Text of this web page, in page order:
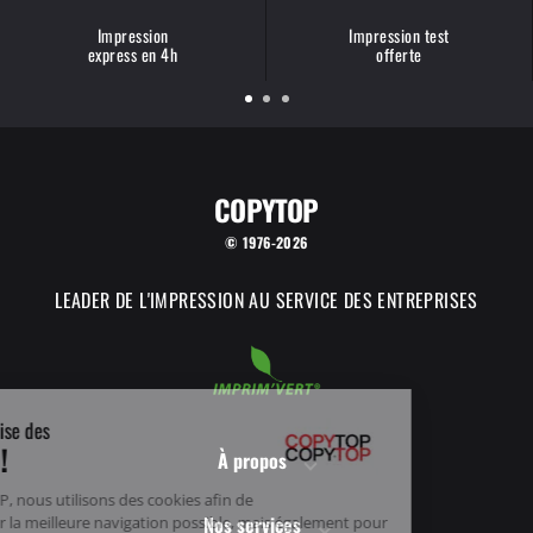
Impression
express en 4h
Impression test
offerte
COPYTOP
© 1976-2026
LEADER DE L'IMPRESSION AU SERVICE DES ENTREPRISES
À propos
Nos services
COPYTOP utilise des
Chez COPYTOP, nous utilisons des cookies afin de
vous proposer la meilleure navigation possible, mais également pour